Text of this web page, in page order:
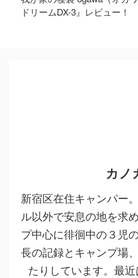
ドリームDX-3』レビュー！
カノ
新宿区在住キャンパー
ル以外で安息の地を求
プ中心に徘徊中の３児
長の記録とキャンプ場
たりしています。最